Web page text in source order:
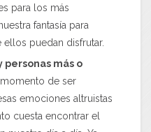
para los más
fantasía para
puedan disfrutar.
personas más o
de ser
emociones altruistas
cuesta encontrar el